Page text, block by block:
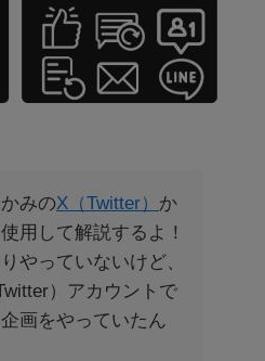
みのX（Twitter） か
用して解説するよ！
やっていないけど、
）アカウントで
画をやっていたん